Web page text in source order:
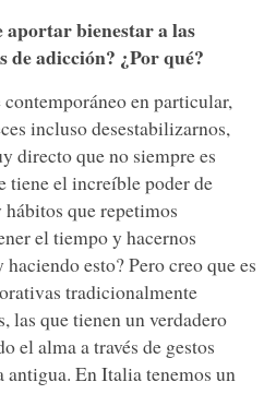
aportar bienestar a las
de adicción? ¿Por qué?
en particular,
incluso desestabilizarnos,
directo que no siempre es
tiene el increíble poder de
que repetimos
el tiempo y hacernos
esto? Pero creo que es
tradicionalmente
las que tienen un verdadero
el alma a través de gestos
En Italia tenemos un